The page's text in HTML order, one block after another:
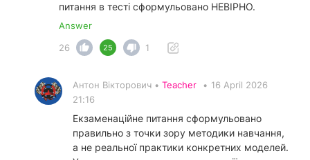
питання в тесті сформульовано НЕВІРНО.
Answer
26
25 1
Антон Вікторович • Teacher • 16 April 2026
21:16
Екзаменаційне питання сформульовано
правильно з точки зору методики навчання,
а не реальної практики конкретних моделей.